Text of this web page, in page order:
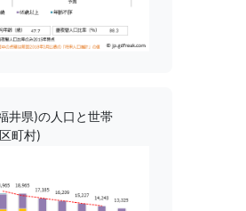
井県)の人口と世帯
町村)